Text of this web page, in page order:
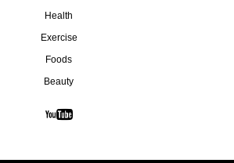
Health
Exercise
Foods
Beauty